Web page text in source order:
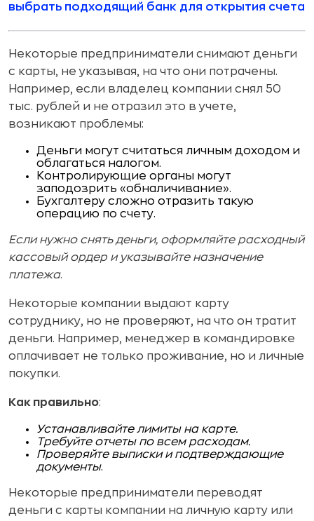
выбрать подходящий банк для открытия счета
Некоторые предприниматели снимают деньги
с карты, не указывая, на что они потрачены.
Например, если владелец компании снял 50
тыс. рублей и не отразил это в учете,
возникают проблемы:
Деньги могут считаться личным доходом и
облагаться налогом.
Контролирующие органы могут
заподозрить «обналичивание».
Бухгалтеру сложно отразить такую
операцию по счету.
Если нужно снять деньги, оформляйте расходный
кассовый ордер и указывайте назначение
платежа.
Некоторые компании выдают карту
сотруднику, но не проверяют, на что он тратит
деньги. Например, менеджер в командировке
оплачивает не только проживание, но и личные
покупки.
Как правильно:
Устанавливайте лимиты на карте.
Требуйте отчеты по всем расходам.
Проверяйте выписки и подтверждающие
документы.
Некоторые предприниматели переводят
деньги с карты компании на личную карту или